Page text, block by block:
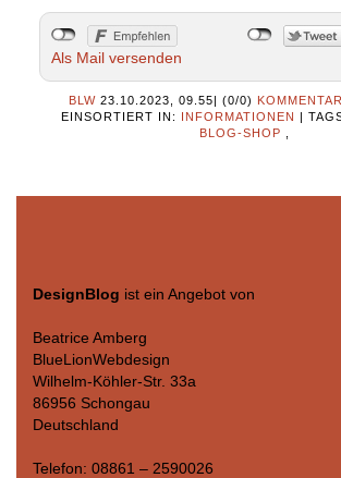
Als Mail versenden
BLW 23.10.2023, 09.55| (0/0)
EINSORTIERT IN: INFORMATIONEN |
BLOG-SHOP
DesignBlog ist ein Angebot von
Beatrice Amberg
BlueLionWebdesign
Wilhelm-Köhler-Str. 33a
86956 Schongau
Deutschland
Telefon: 08861 – 2590026